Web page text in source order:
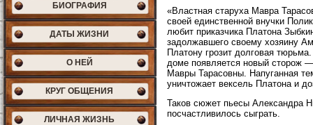
БИОГРАФИЯ
ДАТЫ ЖИЗНИ
О НЕЙ
КРУГ ОБЩЕНИЯ
ЛИЧНАЯ ЖИЗНЬ
«Властная старуха Мавра
своей единственной внучки
любит приказчика Платона
задолжавшего своему хозяину
Платону грозит долговая
доме появляется новый сторож
Мавры Тарасовны. Напуганная
уничтожает вексель Платона и
Таков сюжет пьесы Александра
посчастливилось сыграть.